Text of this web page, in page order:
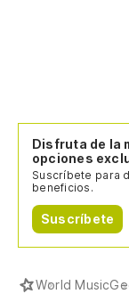
Disfruta de la
opciones
Suscríbete para
beneficios.
Suscríbete
World Music